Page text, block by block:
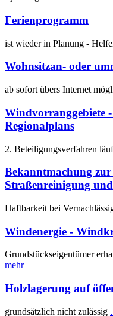
Ferienprogramm
ist wieder in Planung -
Wohnsitzan- oder
ab sofort übers Internet
Windvorranggebiete
Regionalplans
2. Beteiligungsverfahren
Bekanntmachung
Straßenreinigung
Haftbarkeit bei
Windenergie -
Grundstückseigentümer
mehr
Holzlagerung auf
grundsätzlich nicht zulässig